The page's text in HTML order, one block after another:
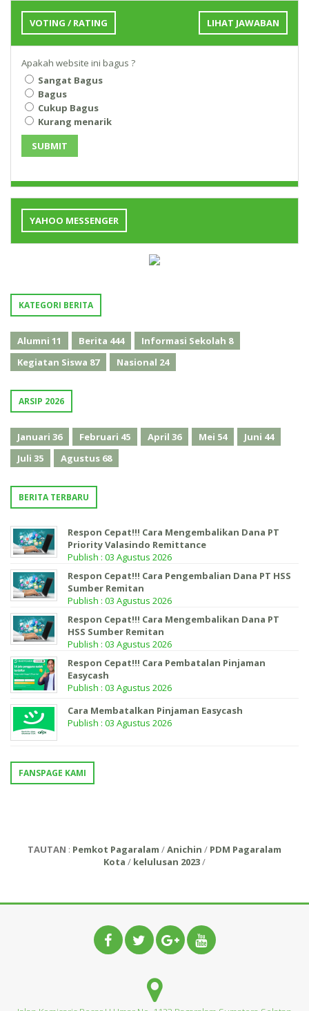
VOTING / RATING LIHAT JAWABAN
Apakah website ini bagus ?
Sangat Bagus
Bagus
Cukup Bagus
Kurang menarik
SUBMIT
YAHOO MESSENGER
KATEGORI BERITA
Alumni 11 Berita 444 Informasi Sekolah 8
Kegiatan Siswa 87 Nasional 24
ARSIP 2026
Januari 36 Februari 45 April 36 Mei 54 Juni 44
Juli 35 Agustus 68
BERITA TERBARU
Respon Cepat!!! Cara Mengembalikan Dana PT
Priority Valasindo Remittance
Publish : 03 Agustus 2026
Respon Cepat!!! Cara Pengembalian Dana PT HSS
Sumber Remitan
Publish : 03 Agustus 2026
Respon Cepat!!! Cara Mengembalikan Dana PT
HSS Sumber Remitan
Publish : 03 Agustus 2026
Respon Cepat!!! Cara Pembatalan Pinjaman
Easycash
Publish : 03 Agustus 2026
Cara Membatalkan Pinjaman Easycash
Publish : 03 Agustus 2026
FANSPAGE KAMI
TAUTAN : Pemkot Pagaralam /Anichin / PDM Pagaralam
Kota / kelulusan 2023/